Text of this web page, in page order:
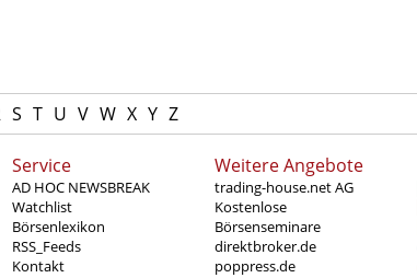
S T U V W X Y Z
Service
AD HOC NEWSBREAK
Watchlist
Börsenlexikon
RSS_Feeds
Kontakt
Weitere Angebote
trading-house.net AG
Kostenlose
Börsenseminare
direktbroker.de
poppress.de